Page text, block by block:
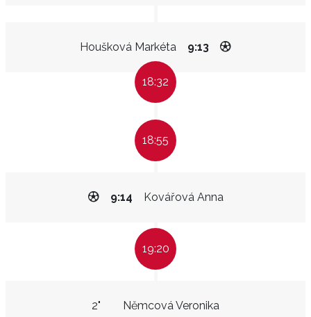
Houšková Markéta 9:13
18:32
18:55
Kovářová Anna
9:14
19:20
Němcová Veronika
2"